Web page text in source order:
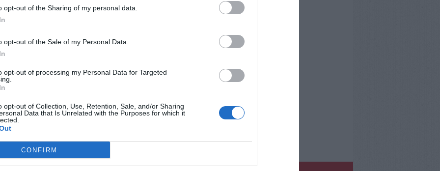
opt-out of the Sharing of my personal data.
opt-out of the Sale of my Personal Data.
opt-out of processing my Personal Data for Targeted
opt-out of Collection, Use, Retention, Sale, and/or Sharing
Data that Is Unrelated with the Purposes for which it
CONFIRM
A supporto dell’intervento, è stata
Locale dei comuni di Fiesole e Firenze
zona, temporaneamente rallentata a causa
l’origine del rogo.
2026
rende omaggio a Paolo Fresco. Il
"Gli intitoleremo un luogo della
svolti questa mattina, nella Cattedrale di
pubblicitàCl